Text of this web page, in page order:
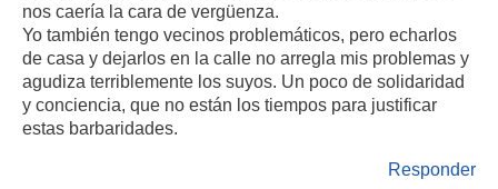
nos caería la cara de vergüenza.
Yo también tengo vecinos problemáticos, pero echarlos
de casa y dejarlos en la calle no arregla mis problemas y
agudiza terriblemente los suyos. Un poco de solidaridad
y conciencia, que no están los tiempos para justificar
estas barbaridades.
Responder